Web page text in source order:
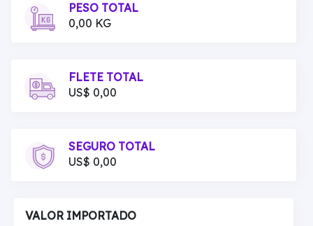
PESO TOTAL
0,00 KG
FLETE TOTAL
US$ 0,00
SEGURO TOTAL
US$ 0,00
VALOR IMPORTADO